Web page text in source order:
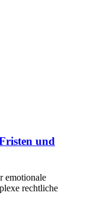
und
emotionale
rechtliche